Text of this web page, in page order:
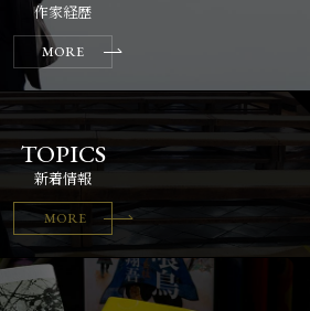
作家経歴
MORE
新着情報
MORE